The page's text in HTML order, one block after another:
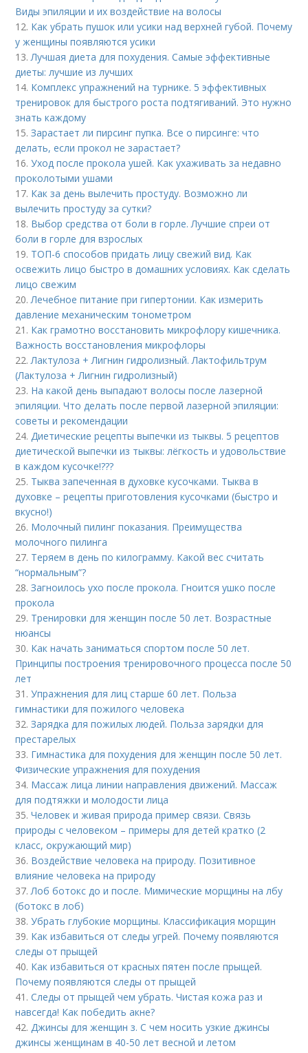
Виды эпиляции и их воздействие на волосы
12. Как убрать пушок или усики над верхней губой. Почему
у женщины появляются усики
13.Лучшая диета для похудения. Самые эффективные
диеты: лучшие из лучших
14. Комплекс упражнений на турнике. 5 эффективных
тренировок для быстрого роста подтягиваний. Это нужно
знать каждому
15.Зарастает ли пирсинг пупка. Все о пирсинге: что
делать, если прокол не зарастает?
16.Уход после прокола ушей. Как ухаживать за недавно
проколотыми ушами
17. Как за день вылечить простуду. Возможно ли
вылечить простуду за сутки?
18. Выбор средства от боли в горле. Лучшие спреи от
боли в горле для взрослых
19. ТОП-6 способов придать лицу свежий вид. Как
освежить лицо быстро в домашних условиях. Как сделать
лицо свежим
20.Лечебное питание при гипертонии. Как измерить
давление механическим тонометром
21. Как грамотно восстановить микрофлору кишечника.
Важность восстановления микрофлоры
22.Лактулоза + Лигнин гидролизный. Лактофильтрум
(Лактулоза + Лигнин гидролизный)
23. На какой день выпадают волосы после лазерной
эпиляции. Что делать после первой лазерной эпиляции:
советы и рекомендации
24.Диетические рецепты выпечки из тыквы. 5 рецептов
диетической выпечки из тыквы: лёгкость и удовольствие
в каждом кусочке!???
25. Тыква запеченная в духовке кусочками. Тыква в
духовке – рецепты приготовления кусочками (быстро и
вкусно!)
26. Молочный пилинг показания. Преимущества
молочного пилинга
27. Теряем в день по килограмму. Какой вес считать
“нормальным”?
28.Загноилось ухо после прокола. Гноится ушко после
прокола
29. Тренировки для женщин после 50 лет. Возрастные
нюансы
30. Как начать заниматься спортом после 50 лет.
Принципы построения тренировочного процесса после 50
лет
31.Упражнения для лиц старше 60 лет. Польза
гимнастики для пожилого человека
32.Зарядка для пожилых людей. Польза зарядки для
престарелых
33. Гимнастика для похудения для женщин после 50 лет.
Физические упражнения для похудения
34. Массаж лица линии направления движений. Массаж
для подтяжки и молодости лица
35.Человек и живая природа пример связи. Связь
природы с человеком – примеры для детей кратко (2
класс, окружающий мир)
36. Воздействие человека на природу. Позитивное
влияние человека на природу
37.Лоб ботокс до и после. Мимические морщины на лбу
(ботокс в лоб)
38.Убрать глубокие морщины. Классификация морщин
39. Как избавиться от следы угрей. Почему появляются
следы от прыщей
40. Как избавиться от красных пятен после прыщей.
Почему появляются следы от прыщей
41.Следы от прыщей чем убрать. Чистая кожа раз и
навсегда! Как победить акне?
42.Джинсы для женщин з. С чем носить узкие джинсы
джинсы женщинам в 40-50 лет весной и летом